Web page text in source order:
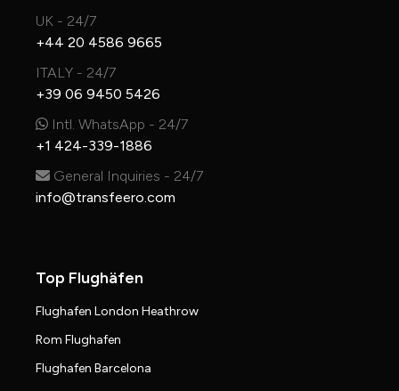
UK - 24/7
+44 20 4586 9665
ITALY - 24/7
+39 06 9450 5426
Intl. WhatsApp - 24/7
+1 424-339-1886
General Inquiries - 24/7
info@transfeero.com
Top Flughäfen
Flughafen London Heathrow
Rom Flughafen
Flughafen Barcelona